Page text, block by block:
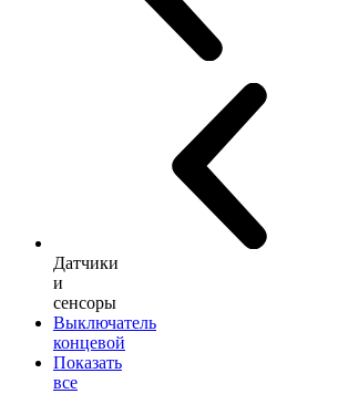
Датчики
и
сенсоры
Выключатель
концевой
Показать
все